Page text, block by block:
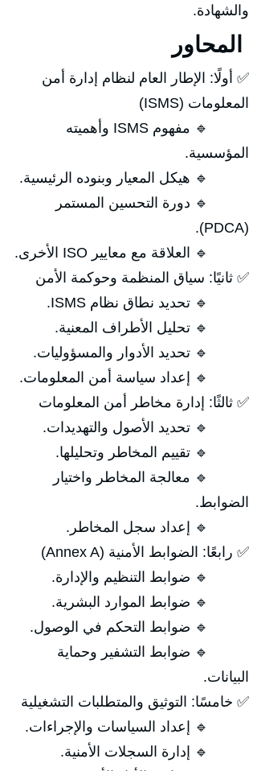
والشهادة.
✅ أولًا: الإطار العام لنظام إدارة أمن
المعلومات (ISMS)
🔹 مفهوم ISMS وأهميته
المؤسسية.
🔹 هيكل المعيار وبنوده الرئيسية.
🔹 دورة التحسين المستمر
(PDCA).
🔹 العلاقة مع معايير ISO الأخرى.
✅ ثانيًا: سياق المنظمة وحوكمة الأمن
🔹 تحديد نطاق نظام ISMS.
🔹 تحليل الأطراف المعنية.
🔹 تحديد الأدوار والمسؤوليات.
🔹 إعداد سياسة أمن المعلومات.
✅ ثالثًا: إدارة مخاطر أمن المعلومات
🔹 تحديد الأصول والتهديدات.
🔹 تقييم المخاطر وتحليلها.
🔹 معالجة المخاطر واختيار
الضوابط.
🔹 إعداد سجل المخاطر.
✅ رابعًا: الضوابط الأمنية (Annex A)
🔹 ضوابط التنظيم والإدارة.
🔹 ضوابط الموارد البشرية.
🔹 ضوابط التحكم في الوصول.
🔹 ضوابط التشفير وحماية
البيانات.
✅ خامسًا: التوثيق والمتطلبات التشغيلية
🔹 إعداد السياسات والإجراءات.
🔹 إدارة السجلات الأمنية.